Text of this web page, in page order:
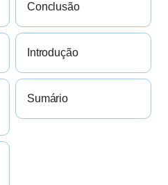
Conclusão
Introdução
Sumário